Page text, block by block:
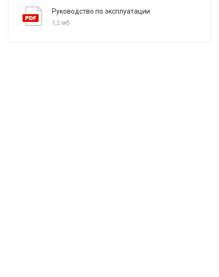
Руководство по эксплуатации
1,2 мб